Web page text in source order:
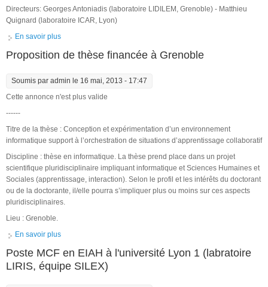
Directeurs: Georges Antoniadis (laboratoire LIDILEM, Grenoble) - Matthieu
Quignard (laboratoire ICAR, Lyon)
En savoir plus
Proposition de thèse financée à Grenoble
Soumis par admin le 16 mai, 2013 - 17:47
Cette annonce n'est plus valide
------
Titre de la thèse : Conception et expérimentation d’un environnement
informatique support à l’orchestration de situations d’apprentissage collaboratif
Discipline : thèse en informatique. La thèse prend place dans un projet
scientifique pluridisciplinaire impliquant informatique et Sciences Humaines et
Sociales (apprentissage, interaction). Selon le profil et les intérêts du doctorant
ou de la doctorante, il/elle pourra s’impliquer plus ou moins sur ces aspects
pluridisciplinaires.
Lieu : Grenoble.
En savoir plus
Poste MCF en EIAH à l'université Lyon 1 (labratoire
LIRIS, équipe SILEX)